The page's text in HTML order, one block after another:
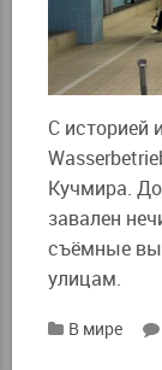
С историей
Кучмира.
завален
съёмные
улицам.
В мире